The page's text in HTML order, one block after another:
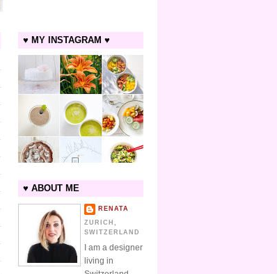
♥ MY INSTAGRAM ♥
♥ ABOUT ME
RENATA
ZURICH,
SWITZERLAND
I am a designer
living in